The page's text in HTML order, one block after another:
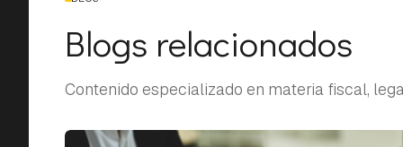
Blogs relacionados
Contenido especializado en materia fiscal,